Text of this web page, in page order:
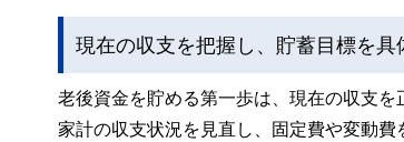
現在の収支を把握し、貯蓄目標を具
老後資金を貯める第一歩は、現在の収支
家計の収支状況を見直し、固定費や変動